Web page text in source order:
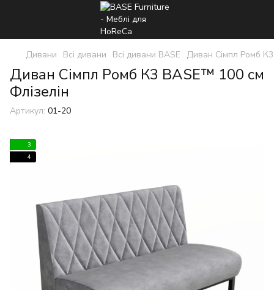
Дивани Всі дивани Всі дивани BASE Диван Сімпл Ромб
Диван Сімпл Ромб К3 BASE™ 100 см
Флізелін
Артикул: 01-20
3
4